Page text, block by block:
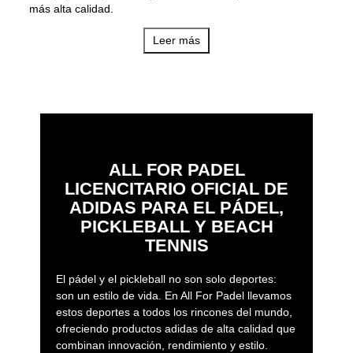
más alta calidad.
La última tecnología se encuentra en
pádel adidas Metalbone 2026 – Ale Galán, la
pádel adidas Cross IT Light 2026 – Martita Ortegala
de pádel adidas Arrow Hito la gama DRIVE, o la gama
para tus sesiones de entrenamiento y competición.
Nuestros paleteros y mochilas están pensados para
ofrecerte la máxima funcionalidad, con espaciosos
compartimentos y un diseño ergonómico que te permitirá
llevar todo lo necesario para tu jornada de pádel con
Leer más
ALL FOR PADEL
LICENCITARIO OFICIAL DE
ADIDAS PARA EL PÁDEL,
PICKLEBALL Y BEACH
TENNIS
El pádel y el pickleball no son solo deportes:
son un estilo de vida. En All For Padel llevamos
estos deportes a todos los rincones del mundo,
ofreciendo productos adidas de alta calidad que
combinan innovación, rendimiento y estilo.